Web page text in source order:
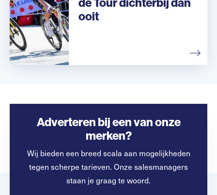
de Tour dichterbij dan
ooit
Adverteren bij een van onze
merken?
Wij bieden een breed scala aan mogelijkheden
tegen scherpe tarieven. Onze salesmanagers
staan je graag te woord.